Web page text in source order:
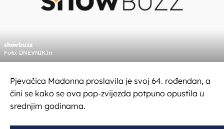
showbuzz
Foto: DNEVNIK.hr
Pjevačica Madonna proslavila je svoj 64. rođendan, a
čini se kako se ova pop-zvijezda potpuno opustila u
srednjim godinama.